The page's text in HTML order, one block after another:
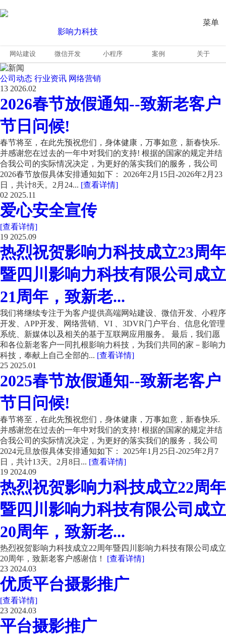
菜单
网站建设 微信开发 小程序 案例 关于
公司动态 行业资讯 网络营销
13 2026.02
2026春节放假通知--致新老客户
节日问候!
春节将至，在此先预祝您们，身体健康，万事如意，新春快乐.
并感谢您在过去的一年中对我们的支持! 根据的国家的规定并结
合我公司的实际情况决定，为更好的落实我们的服务，我公司
2026春节放假具体安排通知如下： 2026年2月15日-2026年2月23
日，共计8天。2月24... [查看详情]
02 2025.11
爱心安全宣传
[查看详情]
19 2025.09
热烈祝贺影响力科技成立23周年
暨四川影响力科技有限公司成立
21周年，致新老...
我们将继续专注于为客户提供高端网站建设、微信开发、小程序
开发、APP开发、网络营销、VI 、3DVR门户平台、信息化管理
系统、新媒体以及相关的基于互联网应用服务。 最后，我们愿
和各位新老客户一同扎根影响力科技，为我们共同的家－影响力
科技，奉献上自己全部的... [查看详情]
25 2025.01
2025春节放假通知--致新老客户
节日问候!
春节将至，在此先预祝您们，身体健康，万事如意，新春快乐.
并感谢您在过去的一年中对我们的支持! 根据的国家的规定并结
合我公司的实际情况决定，为更好的落实我们的服务，我公司
2024元旦放假具体安排通知如下： 2025年1月25日-2025年2月7
日，共计13天。2月8日... [查看详情]
19 2024.09
热烈祝贺影响力科技成立22周年
暨四川影响力科技有限公司成立
20周年，致新老...
热烈祝贺影响力科技成立22周年暨四川影响力科技有限公司成立
20周年，致新老客户感谢信！ [查看详情]
23 2024.03
优质平台摄影推广
[查看详情]
23 2024.03
平台摄影推广